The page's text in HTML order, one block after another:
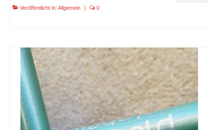
Veröffentlicht in: Allgemein | 0